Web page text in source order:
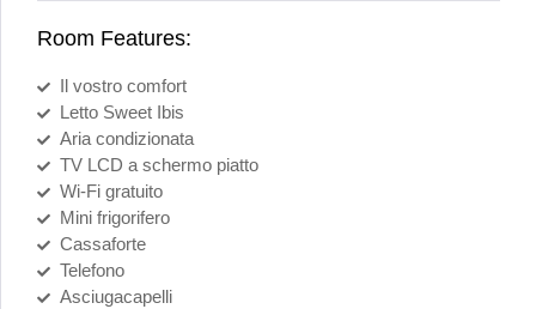
Room Features:
Il vostro comfort
Letto Sweet Ibis
Aria condizionata
TV LCD a schermo piatto
Wi-Fi gratuito
Mini frigorifero
Cassaforte
Telefono
Asciugacapelli